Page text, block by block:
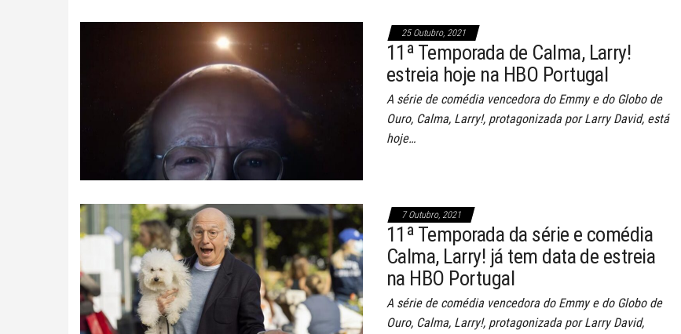
25 Outubro, 2021
11ª Temporada de Calma, Larry!
estreia hoje na HBO Portugal
A série de comédia vencedora do Emmy e do Globo de
Ouro, Calma, Larry!, protagonizada por Larry David, está
hoje…
7 Outubro, 2021
11ª Temporada da série e comédia
Calma, Larry! já tem data de estreia
na HBO Portugal
A série de comédia vencedora do Emmy e do Globo de
Ouro, Calma, Larry!, protagonizada por Larry David,